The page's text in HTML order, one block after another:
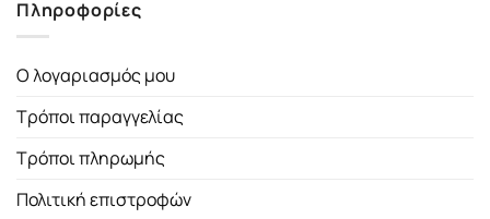
Πληροφορίες
Ο λογαριασμός μου
Τρόποι παραγγελίας
Τρόποι πληρωμής
Πολιτική επιστροφών